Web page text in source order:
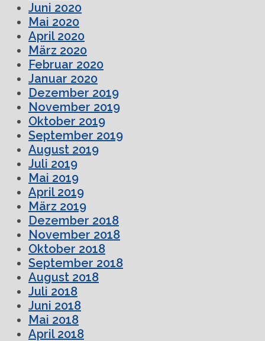
Juni 2020
Mai 2020
April 2020
März 2020
Februar 2020
Januar 2020
Dezember 2019
November 2019
Oktober 2019
September 2019
August 2019
Juli 2019
Mai 2019
April 2019
März 2019
Dezember 2018
November 2018
Oktober 2018
September 2018
August 2018
Juli 2018
Juni 2018
Mai 2018
April 2018